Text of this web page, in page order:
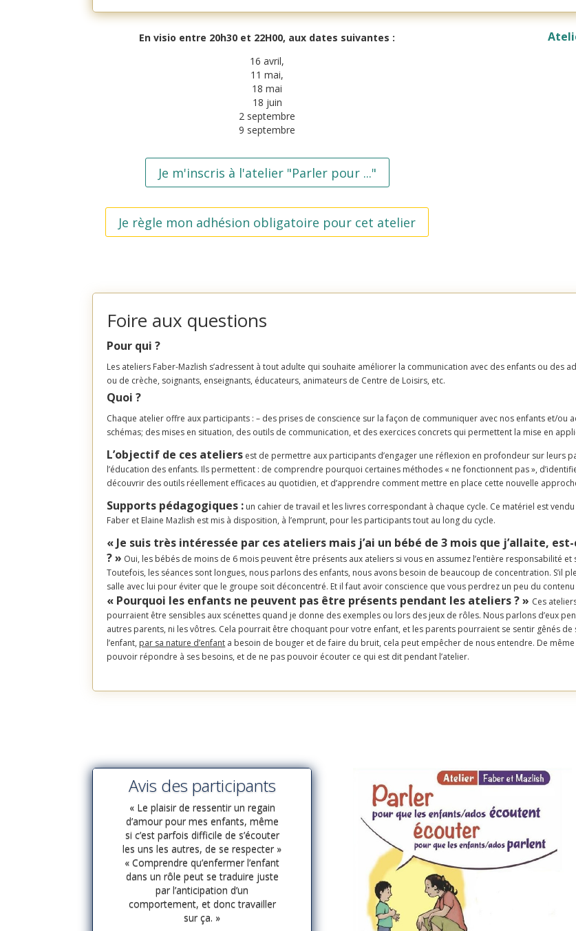
En visio entre 20h30 et 22H00, aux dates suivantes :
16 avril,
11 mai,
18 mai
18 juin
2 septembre
9 septembre
Je m'inscris à l'atelier "Parler pour ..."
Je règle mon adhésion obligatoire pour cet atelier
Foire aux questions
Pour qui ?
Les ateliers Faber-Mazlish s’adressent à tout adulte qui souhaite améliorer la communication avec des enfants ou des
ou de crèche, soignants, enseignants, éducateurs, animateurs de Centre de Loisirs, etc.
Quoi ?
Chaque atelier offre aux participants : – des prises de conscience sur la façon de communiquer avec nos enfants et/ou
schémas; des mises en situation, des outils de communication, et des exercices concrets qui permettent la mise en
L’objectif de ces ateliers est de permettre aux participants d’engager une réflexion en profondeur sur leurs
l’éducation des enfants. Ils permettent : de comprendre pourquoi certaines méthodes « ne fonctionnent pas »,
découvrir des outils réellement efficaces au quotidien, et d’apprendre comment mettre en place cette nouvelle
Supports pédagogiques : un cahier de travail et les livres correspondant à chaque cycle. Ce matériel est
Faber et Elaine Mazlish est mis à disposition, à l’emprunt, pour les participants tout au long du cycle.
« Je suis très intéressée par ces ateliers mais j’ai un bébé de 3 mois que j’allaite,
? » Oui, les bébés de moins de 6 mois peuvent être présents aux ateliers si vous en assumez l’entière responsabilité
Toutefois, les séances sont longues, nous parlons des enfants, nous avons besoin de beaucoup de concentration. S’il
salle avec lui pour éviter que le groupe soit déconcentré. Et il faut avoir conscience que vous perdrez un peu du contenu
« Pourquoi les enfants ne peuvent pas être présents pendant les ateliers ? » Ces
pourraient être sensibles aux scénettes quand je donne des exemples ou lors des jeux de rôles. Nous parlons d’eux
autres parents, ni les vôtres. Cela pourrait être choquant pour votre enfant, et les parents pourraient se sentir gênés de
l’enfant, par sa nature d’enfant a besoin de bouger et de faire du bruit, cela peut empêcher de nous entendre. De
pouvoir répondre à ses besoins, et de ne pas pouvoir écouter ce qui est dit pendant l’atelier.
Avis des participants
« Le plaisir de ressentir un regain
d’amour pour mes enfants, même
si c’est parfois difficile de s’écouter
les uns les autres, de se respecter »
« Comprendre qu’enfermer l’enfant
dans un rôle peut se traduire juste
par l’anticipation d’un
comportement, et donc travailler
sur ça. »